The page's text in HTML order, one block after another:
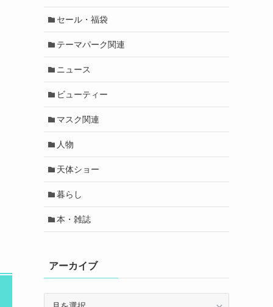
セール・福袋
テーマパーク関連
ニュース
ビューティー
マスク関連
人物
天体ショー
暮らし
本・雑誌
アーカイブ